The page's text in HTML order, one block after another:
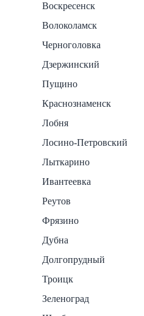
Воскресенск
Волоколамск
Черноголовка
Дзержинский
Пущино
Краснознаменск
Лобня
Лосино-Петровский
Лыткарино
Ивантеевка
Реутов
Фрязино
Дубна
Долгопрудный
Троицк
Зеленоград